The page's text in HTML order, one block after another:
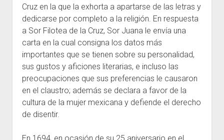
Cruz en la que la exhorta a apartarse de las letras y
dedicarse por completo a la religión. En respuesta
a Sor Filotea de la Cruz, Sor Juana le envía una
carta en la cual consigna los datos más
importantes que se tienen sobre su personalidad,
sus gustos y aficiones literarias, e incluso las
preocupaciones que sus preferencias le causaron
en el claustro; además se declara a favor de la
cultura de la mujer mexicana y defiende el derecho
de disentir.
En 1694, en ocasión de su 25 aniversario en el